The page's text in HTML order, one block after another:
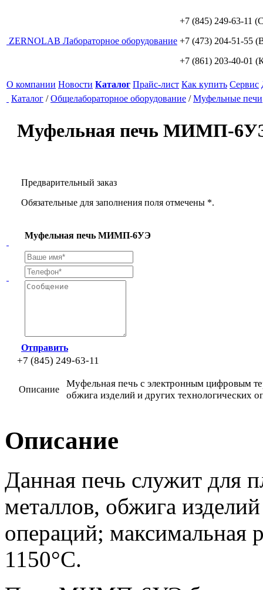
ZERNOLAB Лабораторное оборудование
+7 (845) 249-63-11
+7 (473) 204-51-55
+7 (861) 203-40-01
О компании Новости Каталог Прайс-лист Как купить Сервис
Каталог /Общелабораторное оборудование /Муфельные печи
Муфельная печь МИМП-
Предварительный заказ
Обязательные для заполнения поля отмечены *.
Муфельная печь МИМП-6УЭ
Отправить
+7 (845) 249-63-11
Описание
Муфельная печь с электронным цифровым
обжига изделий и других технологических
Описание
Данная печь служит для
металлов, обжига
операций; максимальная
1150°С.